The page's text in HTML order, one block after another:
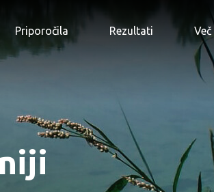
Priporočila Rezultati Več